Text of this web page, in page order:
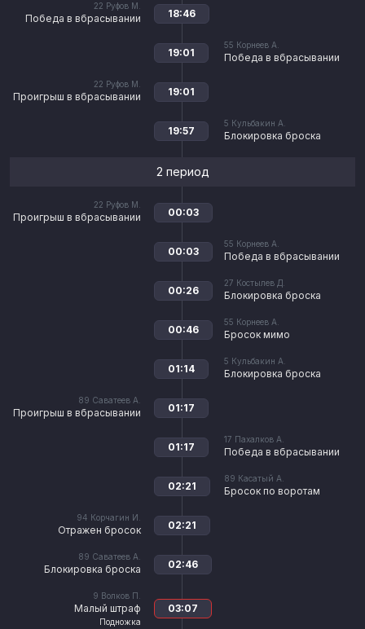
22 Руфов М.
Победа в вбрасывании 18:46
55 Корнеев А.
Победа в вбрасывании
19:01
22 Руфов М.
Проигрыш в вбрасывании 19:01
5 Кульбакин А.
Блокировка броска
19:57
2 период
22 Руфов М.
Проигрыш в вбрасывании 00:03
55 Корнеев А.
Победа в вбрасывании
00:03
27 Костылев Д.
Блокировка броска
00:26
55 Корнеев А.
Бросок мимо
00:46
5 Кульбакин А.
Блокировка броска
01:14
89 Саватеев А.
Проигрыш в вбрасывании 01:17
17 Пахалков А.
Победа в вбрасывании
01:17
89 Касатый А.
Бросок по воротам
02:21
94 Корчагин И.
Отражен бросок 02:21
89 Саватеев А.
Блокировка броска 02:46
9 Волков П.
Малый штраф
Подножка
03:07